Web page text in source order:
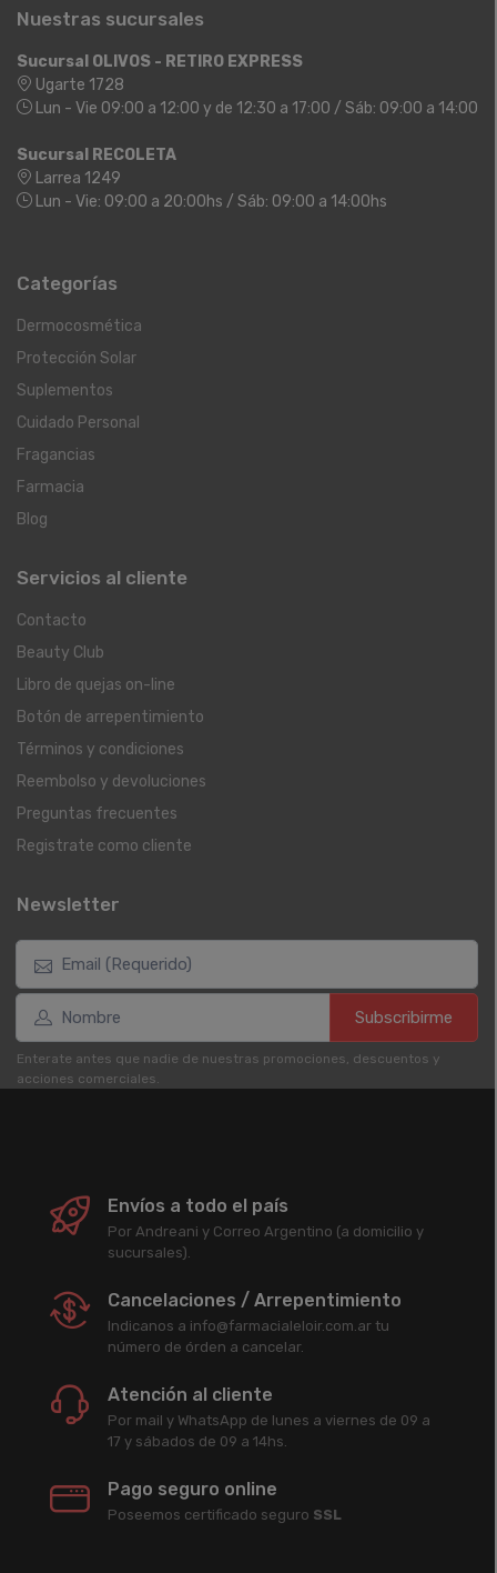
Nuestras sucursales
Sucursal OLIVOS - RETIRO EXPRESS
Ugarte 1728
Lun - Vie 09:00 a 12:00 y de 12:30 a 17:00 / Sáb: 09:00 a 14:00
Sucursal RECOLETA
Larrea 1249
Lun - Vie: 09:00 a 20:00hs / Sáb: 09:00 a 14:00hs
Categorías
Dermocosmética
Protección Solar
Suplementos
Cuidado Personal
Fragancias
Farmacia
Blog
Servicios al cliente
Contacto
Beauty Club
Libro de quejas on-line
Botón de arrepentimiento
Términos y condiciones
Reembolso y devoluciones
Preguntas frecuentes
Registrate como cliente
Newsletter
Subscribirme
Enterate antes que nadie de nuestras promociones, descuentos y
acciones comerciales.
Envíos a todo el país
Por Andreani y Correo Argentino (a domicilio y
sucursales).
Cancelaciones / Arrepentimiento
Indicanos a info@farmacialeloir.com.ar tu
número de órden a cancelar.
Atención al cliente
Por mail y WhatsApp de lunes a viernes de 09 a
17 y sábados de 09 a 14hs.
Pago seguro online
Poseemos certificado seguro SSL